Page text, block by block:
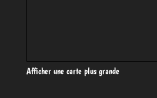
Afficher une carte plus grande